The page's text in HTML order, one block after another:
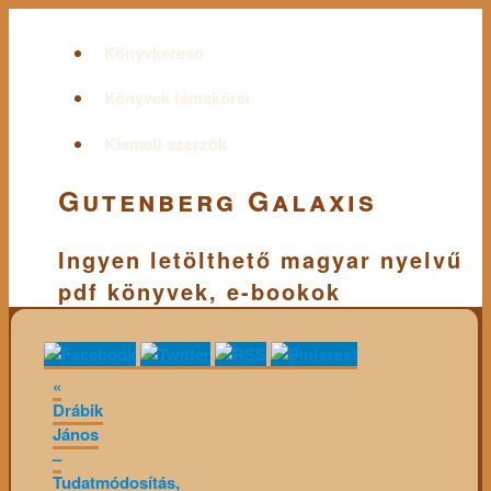
Könyvkereső
Könyvek témakörei
Kiemelt szerzők
Gutenberg Galaxis
Ingyen letölthető magyar nyelvű
pdf könyvek, e-bookok
«
Drábik
János
–
Tudatmódosítás,